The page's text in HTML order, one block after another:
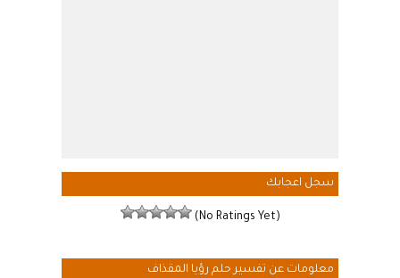
سجل اعجابك
(No Ratings Yet)
معلومات عن تفسير حلم رؤيا المقذاف